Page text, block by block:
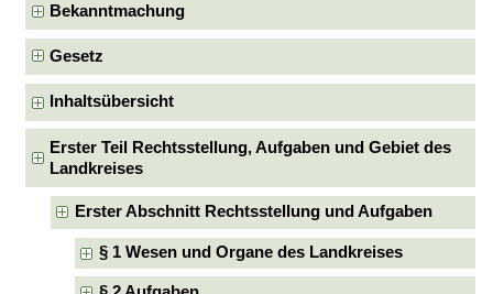
Bekanntmachung
Gesetz
Inhaltsübersicht
Erster Teil Rechtsstellung, Aufgaben und Gebiet des
Landkreises
Erster Abschnitt Rechtsstellung und Aufgaben
§ 1 Wesen und Organe des Landkreises